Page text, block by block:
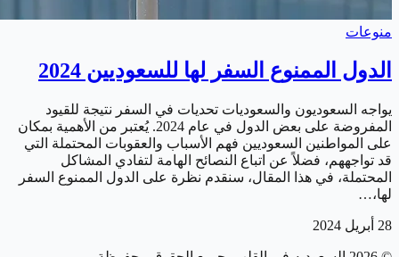
منوعات
الدول الممنوع السفر لها للسعوديين 2024
يواجه السعوديون والسعوديات تحديات في السفر نتيجة للقيود
المفروضة على بعض الدول في عام 2024. يُعتبر من الأهمية بمكان
على المواطنين السعوديين فهم الأسباب والعقوبات المحتملة التي
قد تواجههم، فضلاً عن اتباع النصائح الهامة لتفادي المشاكل
المحتملة، في هذا المقال، سنقدم نظرة على الدول الممنوع السفر
لها،…
28 أبريل 2024